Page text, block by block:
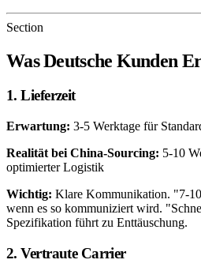
Section
Was Deutsche Kunden
1. Lieferzeit
Erwartung: 3-5 Werktage für
Realität bei China-Sourcing: 5-10
optimierter Logistik
Wichtig: Klare Kommunikation. "7-
wenn es so kommuniziert wird.
Spezifikation führt zu Enttäuschung.
2. Vertraute Carrier